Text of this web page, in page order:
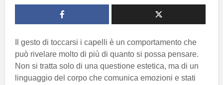
Il gesto di toccarsi i capelli è un comportamento che
può rivelare molto di più di quanto si possa pensare.
Non si tratta solo di una questione estetica, ma di un
linguaggio del corpo che comunica emozioni e stati